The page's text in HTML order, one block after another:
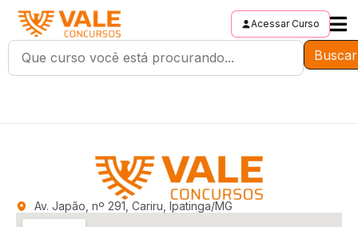
Acessar Curso
Buscar
Av. Japão, nº 291, Cariru, Ipatinga/MG